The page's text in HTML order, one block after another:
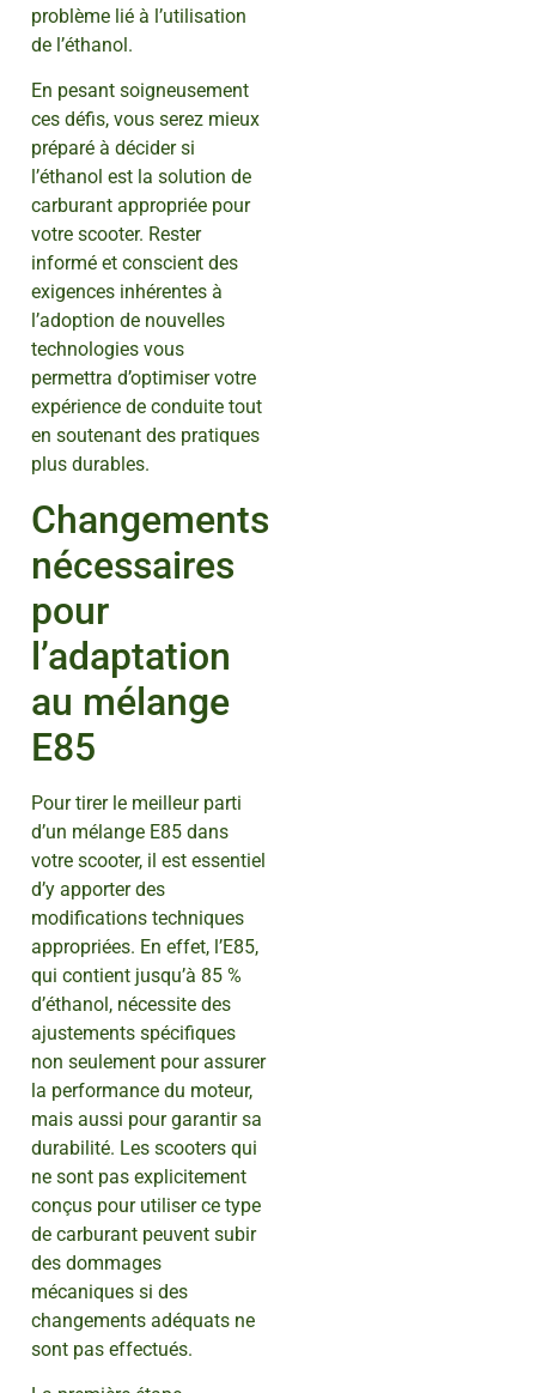
problème lié à l’utilisation
de l’éthanol.
En pesant soigneusement
ces défis, vous serez mieux
préparé à décider si
l’éthanol est la solution de
carburant appropriée pour
votre scooter. Rester
informé et conscient des
exigences inhérentes à
l’adoption de nouvelles
technologies vous
permettra d’optimiser votre
expérience de conduite tout
en soutenant des pratiques
plus durables.
Changements
nécessaires
pour
l’adaptation
au mélange
E85
Pour tirer le meilleur parti
d’un mélange E85 dans
votre scooter, il est essentiel
d’y apporter des
modifications techniques
appropriées. En effet, l’E85,
qui contient jusqu’à 85 %
d’éthanol, nécessite des
ajustements spécifiques
non seulement pour assurer
la performance du moteur,
mais aussi pour garantir sa
durabilité. Les scooters qui
ne sont pas explicitement
conçus pour utiliser ce type
de carburant peuvent subir
des dommages
mécaniques si des
changements adéquats ne
sont pas effectués.